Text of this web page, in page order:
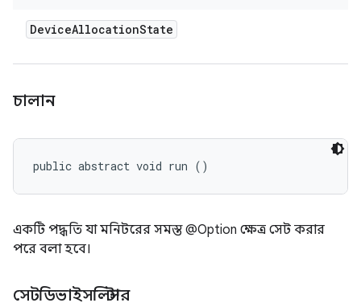
DeviceAllocationState
চালান
public abstract void run ()
একটি পদ্ধতি যা মনিটরের সমস্ত @Option ক্ষেত্র সেট করার
পরে বলা হবে।
সেটডিভাইসলিস্টার